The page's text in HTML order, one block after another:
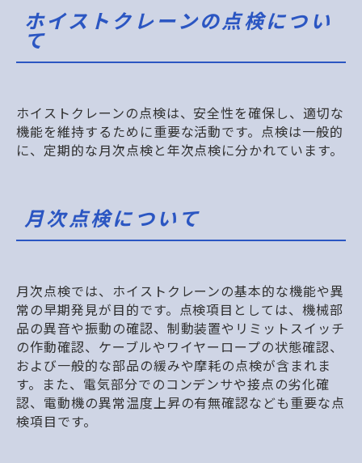
ホイストクレーンの点検につい
て
ホイストクレーンの点検は、安全性を確保し、適切な
機能を維持するために重要な活動です。点検は一般的
に、定期的な月次点検と年次点検に分かれています。
月次点検について
月次点検では、ホイストクレーンの基本的な機能や異
常の早期発見が目的です。点検項目としては、機械部
品の異音や振動の確認、制動装置やリミットスイッチ
の作動確認、ケーブルやワイヤーロープの状態確認、
および一般的な部品の緩みや摩耗の点検が含まれま
す。また、電気部分でのコンデンサや接点の劣化確
認、電動機の異常温度上昇の有無確認なども重要な点
検項目です。